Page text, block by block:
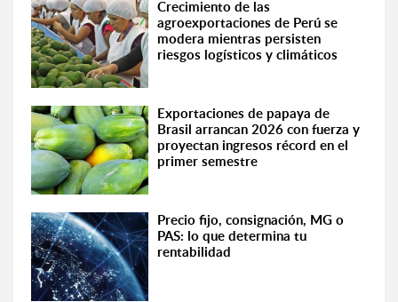
Crecimiento de las
agroexportaciones de Perú se
modera mientras persisten
riesgos logísticos y climáticos
Exportaciones de papaya de
Brasil arrancan 2026 con fuerza y
proyectan ingresos récord en el
primer semestre
Precio fijo, consignación, MG o
PAS: lo que determina tu
rentabilidad